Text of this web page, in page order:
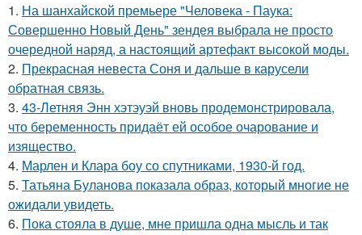
1. На шанхайской премьере "Человека - Паука:
Совершенно Новый День" зендея выбрала не просто
очередной наряд, а настоящий артефакт высокой моды.
2. Прекрасная невеста Соня и дальше в карусели
обратная связь.
3. 43-Летняя Энн хэтэуэй вновь продемонстрировала,
что беременность придаёт ей особое очарование и
изящество.
4. Марлен и Клара боу со спутниками, 1930-й год.
5. Татьяна Буланова показала образ, который многие не
ожидали увидеть.
6. Пока стояла в душе, мне пришла одна мысль и так